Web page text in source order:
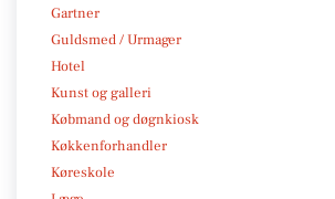
Gartner
Guldsmed / Urmager
Hotel
Kunst og galleri
Købmand og døgnkiosk
Køkkenforhandler
Køreskole